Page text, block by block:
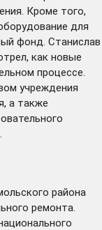
Кроме того,
для
фонд. Станислав
как новые
процессе.
учреждения
а также
района
ремонта.